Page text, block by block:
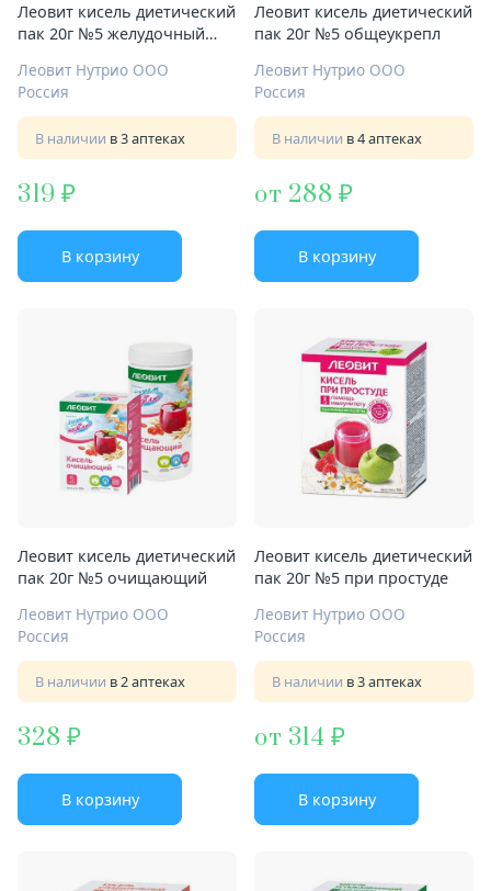
Леовит кисель диетический
пак 20г №5 желудочный
Леовит Нутрио ООО
Россия
В наличии в 3 аптеках
319
В корзину
Леовит кисель диетический
пак 20г №5 общеукрепл
Леовит Нутрио ООО
Россия
В наличии в 4 аптеках
от 288
В корзину
Леовит кисель диетический
пак 20г №5 очищающий
Леовит Нутрио ООО
Россия
В наличии в 2 аптеках
328
В корзину
Леовит кисель диетический
пак 20г №5 при простуде
Леовит Нутрио ООО
Россия
В наличии в 3 аптеках
от 314
В корзину